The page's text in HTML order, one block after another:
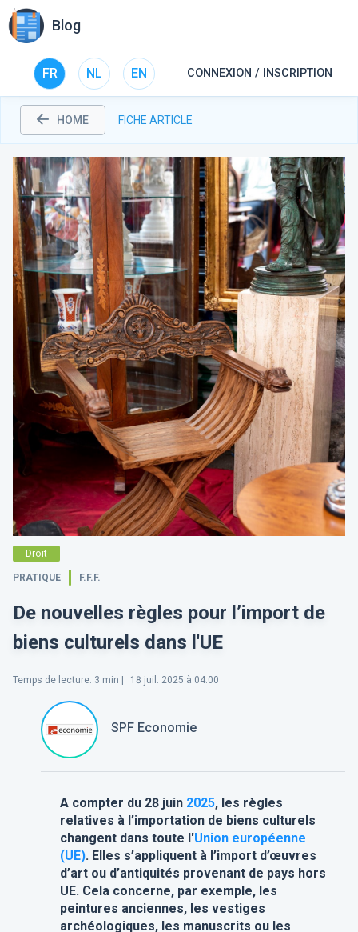
Blog
FR NL EN CONNEXION / INSCRIPTION
HOME FICHE ARTICLE
Droit
PRATIQUE F.F.F.
De nouvelles règles pour l’import de
biens culturels dans l'UE
Temps de lecture: 3 min | 18 juil. 2025 à 04:00
SPF Economie
A compter du 28 juin 2025, les règles
relatives à l’importation de biens culturels
changent dans toute l'Union européenne
(UE). Elles s’appliquent à l’import d’œuvres
d’art ou d’antiquités provenant de pays hors
UE. Cela concerne, par exemple, les
peintures anciennes, les vestiges
archéologiques, les manuscrits ou les